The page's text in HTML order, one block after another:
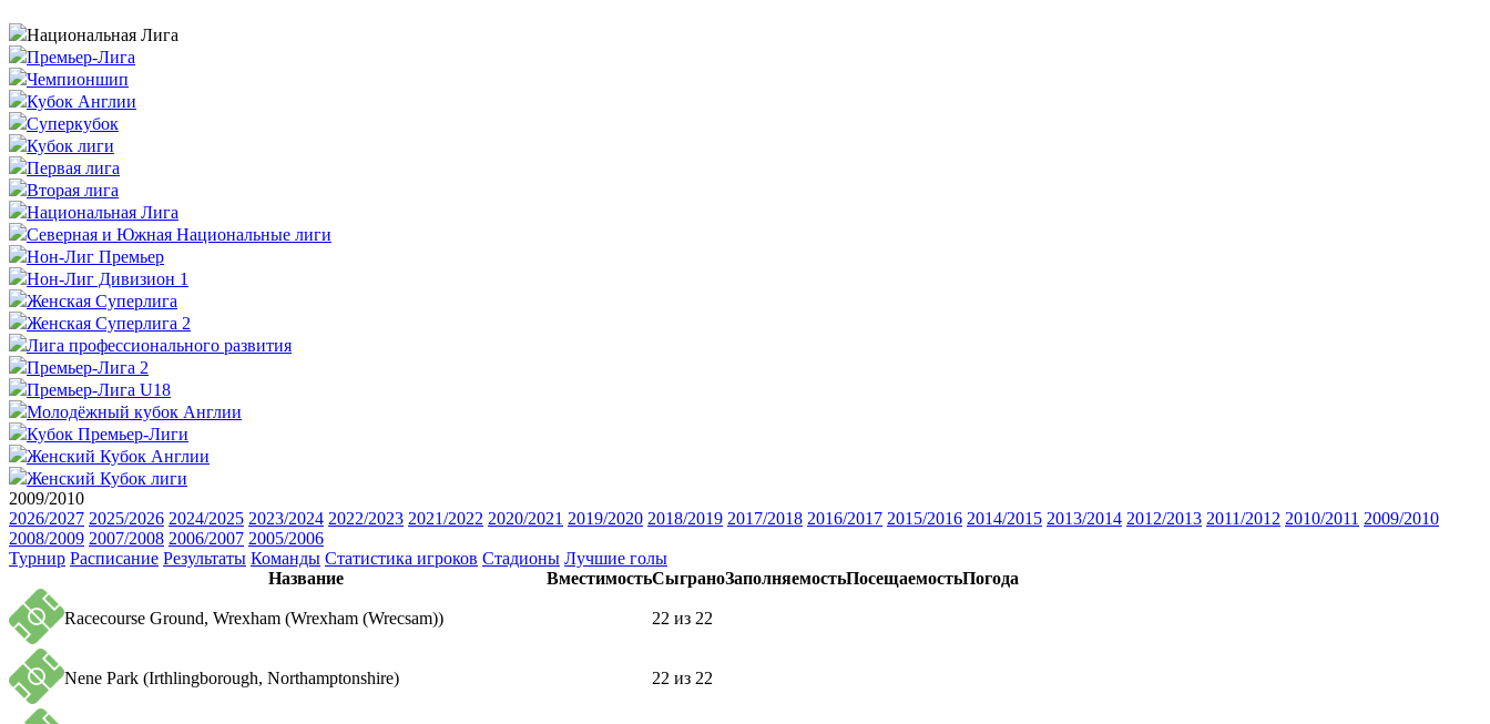
Национальная Лига
Премьер-Лига
Чемпионшип
Кубок Англии
Суперкубок
Кубок лиги
Первая лига
Вторая лига
Национальная Лига
Северная и Южная Национальные лиги
Нон-Лиг Премьер
Нон-Лиг Дивизион 1
Женская Суперлига
Женская Суперлига 2
Лига профессионального развития
Премьер-Лига 2
Премьер-Лига U18
Молодёжный кубок Англии
Кубок Премьер-Лиги
Женский Кубок Англии
Женский Кубок лиги
2009/2010
2026/2027 2025/2026 2024/2025 2023/2024 2022/2023 2021/2022 2020/2021 2019/2020 2018/2019 2017/2018 2016/2017 2015/2016 2014/2015 2013/2014 2012/2013 2011/2012 2010/2011 2009/2010
2008/2009 2007/2008 2006/2007 2005/2006
Турнир Расписание Результаты Команды Статистика игроков Стадионы Лучшие голы
Название
ВместимостьСыграноЗаполняемостьПосещаемостьПогода
Racecourse Ground, Wrexham (Wrexham (Wrecsam)) 22 из 22
Nene Park (Irthlingborough, Northamptonshire) 22 из 22